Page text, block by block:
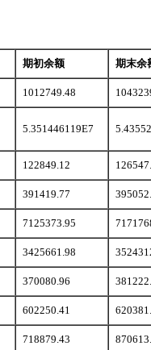
期初余额 期末余
1012749.48
5.351446119E7
122849.12
391419.77
7125373.95
3425661.98
370080.96
602250.41
718879.43